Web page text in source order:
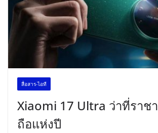
สื่อสาร-ไอที
Xiaomi 17 Ultra ว่าที่ราช
ถือแห่งปี